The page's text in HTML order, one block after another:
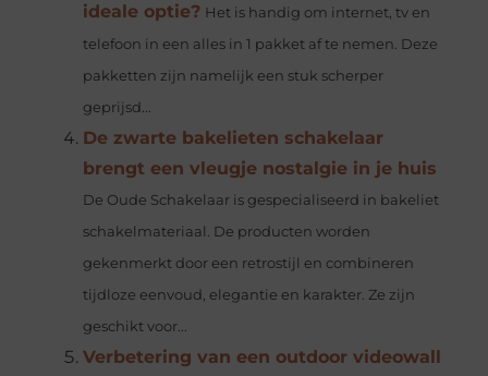
ideale optie? Het is handig om internet, tv en
telefoon in een alles in 1 pakket af te nemen. Deze
pakketten zijn namelijk een stuk scherper
geprijsd...
De zwarte bakelieten schakelaar
brengt een vleugje nostalgie in je huis
De Oude Schakelaar is gespecialiseerd in bakeliet
schakelmateriaal. De producten worden
gekenmerkt door een retrostijl en combineren
tijdloze eenvoud, elegantie en karakter. Ze zijn
geschikt voor...
Verbetering van een outdoor videowall